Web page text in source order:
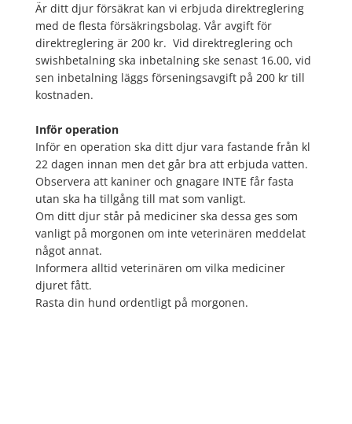
Är ditt djur försäkrat kan vi erbjuda direktreglering
med de flesta försäkringsbolag. Vår avgift för
direktreglering är 200 kr. Vid direktreglering och
swishbetalning ska inbetalning ske senast 16.00, vid
sen inbetalning läggs förseningsavgift på 200 kr till
kostnaden.
Inför operation
Inför en operation ska ditt djur vara fastande från kl
22 dagen innan men det går bra att erbjuda vatten.
Observera att kaniner och gnagare INTE får fasta
utan ska ha tillgång till mat som vanligt.
Om ditt djur står på mediciner ska dessa ges som
vanligt på morgonen om inte veterinären meddelat
något annat.
Informera alltid veterinären om vilka mediciner
djuret fått.
Rasta din hund ordentligt på morgonen.